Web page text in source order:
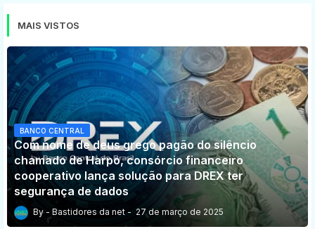
MAIS VISTOS
BANCO CENTRAL
Com nome de deus grego pagão do silêncio
chamado de Harpo, consórcio financeiro
cooperativo lança solução para DREX ter
segurança de dados
Bastidores da net 27 de março de 2025